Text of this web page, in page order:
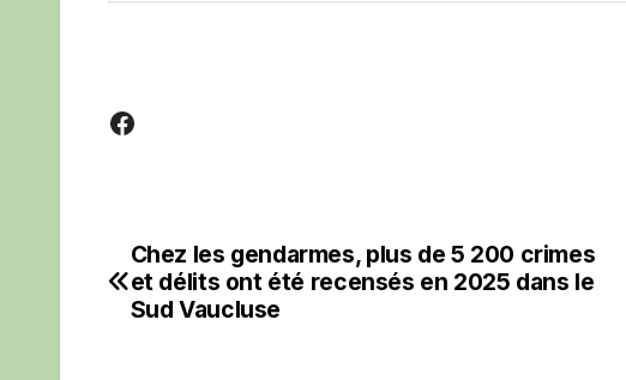
Facebook
Navigation
de
Chez les gendarmes, plus de 5 200 crimes
et délits ont été recensés en 2025 dans le
Sud Vaucluse